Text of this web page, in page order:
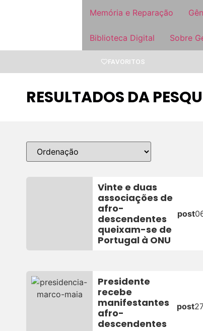
Memória e Reparação
Biblioteca Digital Sobre
FAVORITOS
RESULTADOS DA
Vinte e duas
associações de
afro-
descendentes
queixam-se de
Portugal à ONU
post
Presidente
recebe
manifestantes
afro-
descendentes
post